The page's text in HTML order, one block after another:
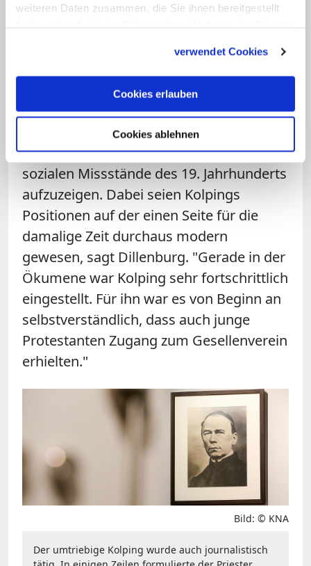
weiteren Daten zusammen, die Sie ihnen bereitgestellt
verwendet Cookies
Cookies erlauben
Cookies ablehnen
Schwierigkeiten. Denn neben seiner
charismatisch beschriebene Kolping
auch eine umfängliche journalistische
Tätigkeit, etwa für die Wochenzeitung
"Rheinische Volksblätter", um die
sozialen Missstände des 19. Jahrhunderts
aufzuzeigen. Dabei seien Kolpings
Positionen auf der einen Seite für die
damalige Zeit durchaus modern
gewesen, sagt Dillenburg. "Gerade in der
Ökumene war Kolping sehr fortschrittlich
eingestellt. Für ihn war es von Beginn an
selbstverständlich, dass auch junge
Protestanten Zugang zum Gesellenverein
erhielten."
Bild: © KNA
Der umtriebige Kolping wurde auch journalistisch